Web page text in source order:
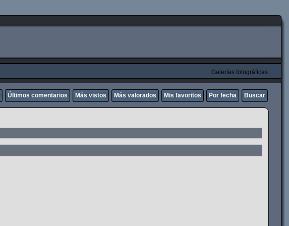
Galerías fotográficas
Últimos comentarios Más vistos Más valorados Mis favoritos Por fecha Buscar